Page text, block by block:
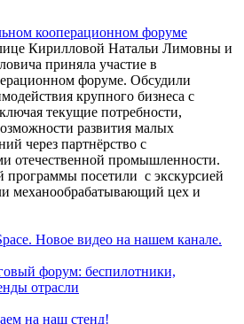
кооперационном форуме
Кирилловой Натальи Лимовны и
приняла участие в
форуме. Обсудили
крупного бизнеса с
текущие потребности,
развития малых
через партнёрство с
отечественной промышленности.
программы посетили с экскурсией
цех и
Новое видео на нашем канале.
форум: беспилотники,
отрасли
на наш стенд!